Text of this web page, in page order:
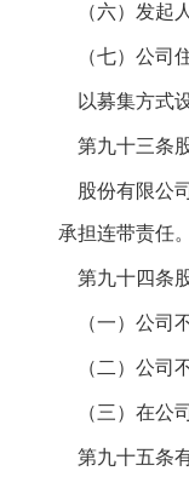
（六）发起
（七）公司住
以募集方式
第九十三条
股份有限公
承担连带责任。
第九十四条
（一）公司
（二）公司
（三）在公
第九十五条